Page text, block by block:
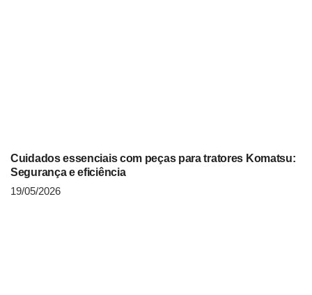
Cuidados essenciais com peças para tratores Komatsu:
Segurança e eficiência
19/05/2026